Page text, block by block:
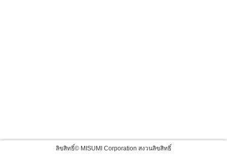
ลิขสิทธิ์© MISUMI Corporation สงวนลิขสิทธิ์